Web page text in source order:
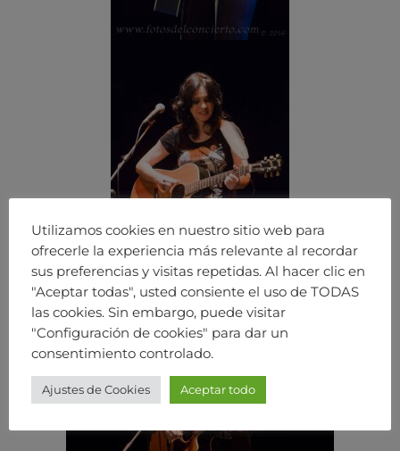
Utilizamos cookies en nuestro sitio web para
ofrecerle la experiencia más relevante al recordar
sus preferencias y visitas repetidas. Al hacer clic en
"Aceptar todas", usted consiente el uso de TODAS
las cookies. Sin embargo, puede visitar
"Configuración de cookies" para dar un
consentimiento controlado.
Ajustes de Cookies Aceptar todo